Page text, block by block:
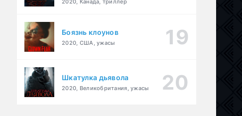
2020, Канада, триллер
Боязнь клоунов
2020, США, ужасы
Шкатулка дьявола
2020, Великобритания, ужасы